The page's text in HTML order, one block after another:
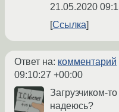
21.05.2020
Ссылка
Ответ на: комментарий
09:10:27 +00:00
Загрузчиком-
надеюсь?